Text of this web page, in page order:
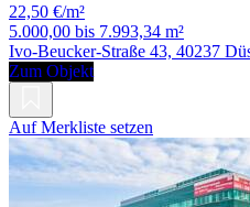
22,50 €/m²
5.000,00 bis 7.993,34 m²
Ivo-Beucker-Straße 43, 40237
Zum Objekt
Auf Merkliste setzen